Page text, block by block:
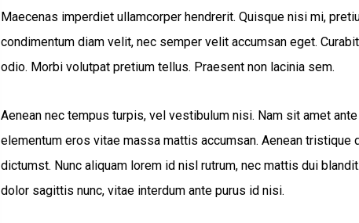
Maecenas imperdiet ullamcorper hendrerit. Quisque nisi mi,
condimentum diam velit, nec semper velit accumsan eget.
odio. Morbi volutpat pretium tellus. Praesent non lacinia sem.
Aenean nec tempus turpis, vel vestibulum nisi. Nam sit amet
elementum eros vitae massa mattis accumsan. Aenean tristique
dictumst. Nunc aliquam lorem id nisl rutrum, nec mattis dui
dolor sagittis nunc, vitae interdum ante purus id nisi.